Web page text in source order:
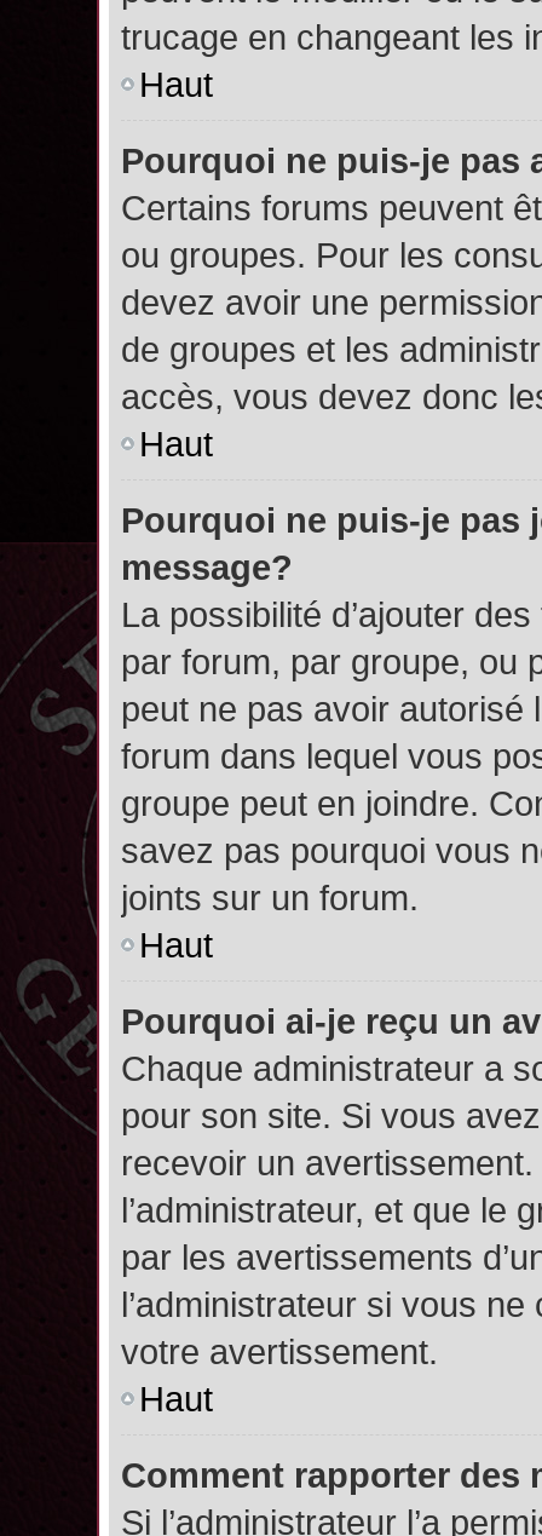
trucage en changeant les
Haut
Pourquoi ne puis-je pas
Certains forums peuvent
ou groupes. Pour les
devez avoir une
de groupes et les
accès, vous devez donc
Haut
Pourquoi ne puis-je pas
message?
La possibilité d’ajouter
par forum, par groupe, ou
peut ne pas avoir autorisé
forum dans lequel vous
groupe peut en joindre.
savez pas pourquoi vous
joints sur un forum.
Haut
Pourquoi ai-je reçu un
Chaque administrateur a
pour son site. Si vous
recevoir un
l’administrateur, et que le
par les avertissements
l’administrateur si vous
votre avertissement.
Haut
Comment rapporter des
Si l’administrateur l’a